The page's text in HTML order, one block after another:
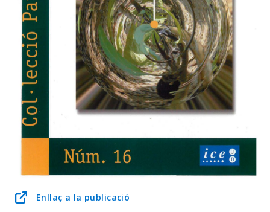
Enllaç a la publicació